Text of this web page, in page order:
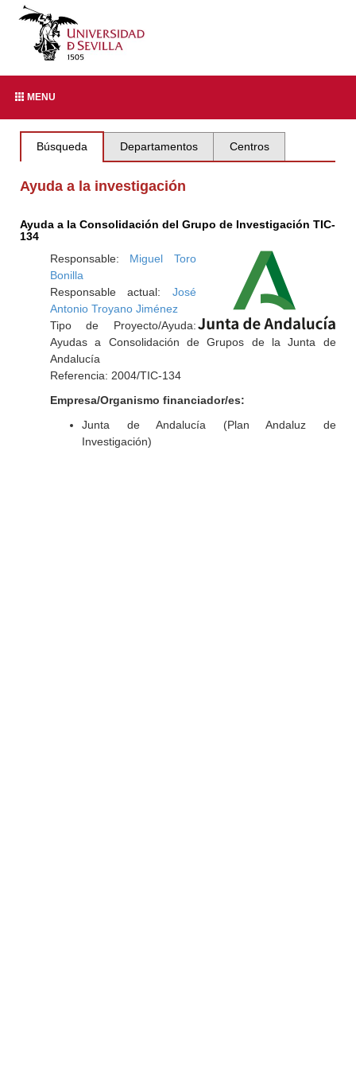
MENU
Búsqueda Departamentos Centros
Ayuda a la investigación
Ayuda a la Consolidación del Grupo de Investigación TIC-
134
Responsable: Miguel Toro
Bonilla
Responsable actual: José
Antonio Troyano Jiménez
Tipo de Proyecto/Ayuda:
Ayudas a Consolidación de Grupos de la Junta de
Andalucía
Referencia: 2004/TIC-134
Empresa/Organismo financiador/es:
Junta de Andalucía (Plan Andaluz de
Investigación)